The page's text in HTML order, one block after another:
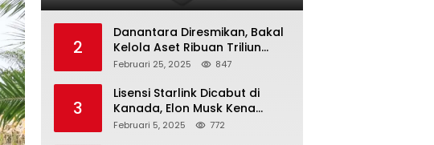
2
Danantara Diresmikan, Bakal
Kelola Aset Ribuan Triliun
Rupiah dari 7 BUMN
Februari 25, 2025 847
3
Lisensi Starlink Dicabut di
Kanada, Elon Musk Kena
Imbas ‘Perang Dagang’
Februari 5, 2025 772